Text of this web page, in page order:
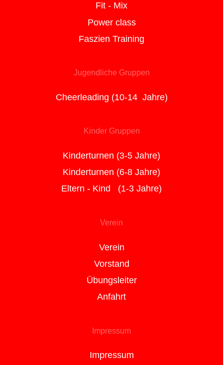
Fit - Mix
Power class
Faszien Training
Jugendliche Gruppen
Cheerleading (10-14 Jahre)
Kinder Gruppen
Kinderturnen (3-5 Jahre)
Kinderturnen (6-8 Jahre)
Eltern - Kind (1-3 Jahre)
Verein
Verein
Vorstand
Übungsleiter
Anfahrt
Impressum
Impressum